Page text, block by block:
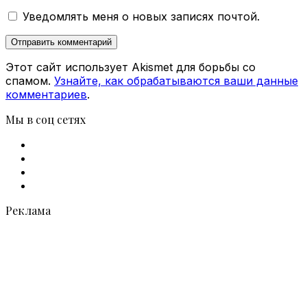
Уведомлять меня о новых записях почтой.
Этот сайт использует Akismet для борьбы со
спамом. Узнайте, как обрабатываются ваши данные
комментариев.
Мы в соц сетях
Реклама